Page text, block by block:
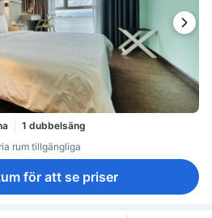
1 dubbelsäng
rum tillgängliga
för att se priser